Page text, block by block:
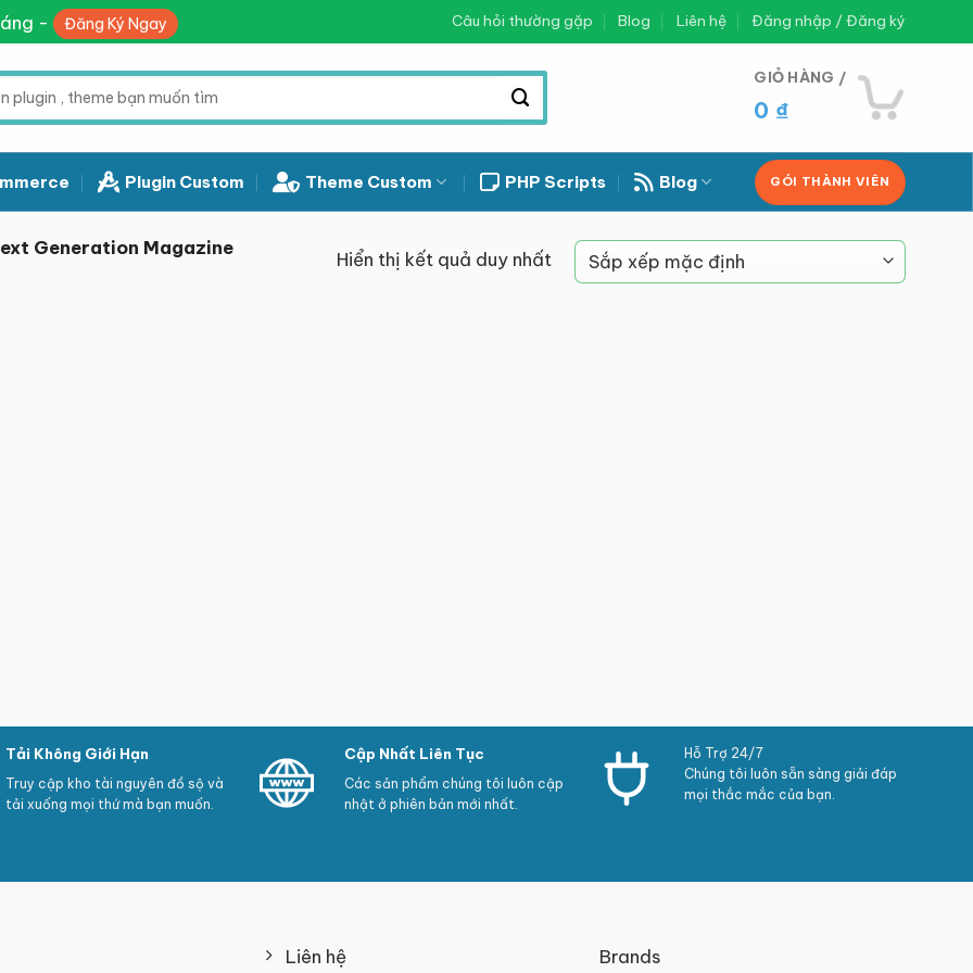
- Đăng Ký Ngay Câu hỏi thường gặp Blog Liên hệ Đăng nhập / Đăng ký
GIỎ HÀNG /
0 ₫
Plugin Custom Theme Custom PHP Scripts Blog GÓI THÀNH VIÊN
Generation Magazine
Hiển thị kết quả duy nhất
Tải Không Giới Hạn
Truy cập kho tài nguyên đồ sộ và
tải xuống mọi thứ mà bạn muốn.
Cập Nhất Liên Tục
Các sản phẩm chúng tôi luôn cập
nhật ở phiên bản mới nhất.
Hỗ Trợ 24/7
Chúng tôi luôn sẵn sàng giải đáp
mọi thắc mắc của bạn.
Liên hệ Brands